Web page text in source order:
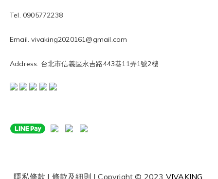
Tel. 0905772238
Email. vivaking2020161@gmail.com
Address. 台北市信義區永吉路443巷11弄1號2樓
隱私條款 | 條款及細則 | Copyright © 2023 VIVAKING